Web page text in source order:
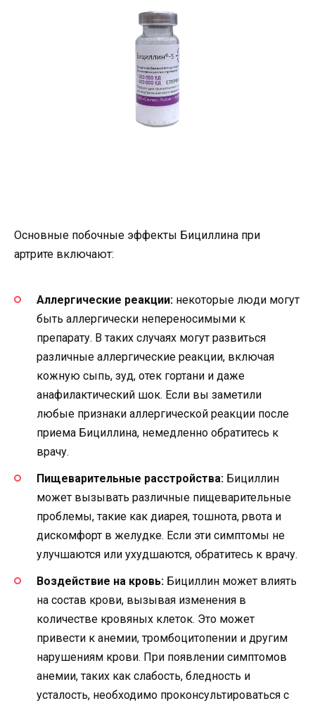
Основные побочные эффекты Бициллина при
артрите включают:
Аллергические реакции: некоторые люди могут
быть аллергически непереносимыми к
препарату. В таких случаях могут развиться
различные аллергические реакции, включая
кожную сыпь, зуд, отек гортани и даже
анафилактический шок. Если вы заметили
любые признаки аллергической реакции после
приема Бициллина, немедленно обратитесь к
врачу.
Пищеварительные расстройства: Бициллин
может вызывать различные пищеварительные
проблемы, такие как диарея, тошнота, рвота и
дискомфорт в желудке. Если эти симптомы не
улучшаются или ухудшаются, обратитесь к врачу.
Воздействие на кровь: Бициллин может влиять
на состав крови, вызывая изменения в
количестве кровяных клеток. Это может
привести к анемии, тромбоцитопении и другим
нарушениям крови. При появлении симптомов
анемии, таких как слабость, бледность и
усталость, необходимо проконсультироваться с